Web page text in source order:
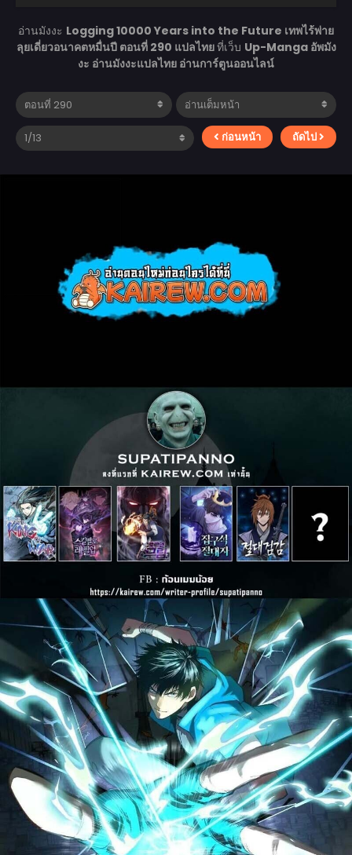
อ่านมังงะ Logging 10000 Years into the Future เทพไร้พ่าย
ลุยเดี่ยวอนาคตหมื่นปี ตอนที่ 290 แปลไทยที่เว็บ Up-Manga อัพมัง
งะ อ่านมังงะแปลไทย อ่านการ์ตูนออนไลน์
ก่อนหน้า ถัดไป